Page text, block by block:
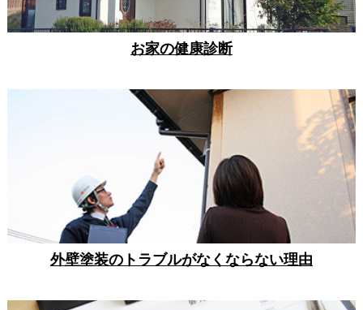
お家の健康診断
外壁塗装のトラブルがなくならない理由